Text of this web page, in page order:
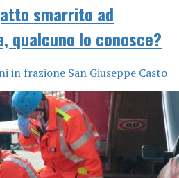
smarrito ad
qualcuno lo conosce?
in frazione San Giuseppe Casto